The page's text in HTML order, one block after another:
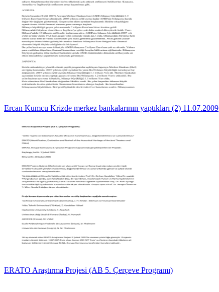
Ercan Kumcu Krizde merkez bankalarının yaptıkları (2) 11.07.2009
ERATO Araştırma Projesi (AB 5. Çerçeve Programı)